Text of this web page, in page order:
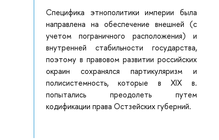
Специфика этнополитики империи была
направлена на обеспечение внешней (с
учетом пограничного расположения) и
внутренней стабильности государства,
поэтому в правовом развитии российских
окраин сохранялся партикуляризм и
полисистемность, которые в XIX в.
попытались преодолеть путем
кодификации права Остзейских губерний.